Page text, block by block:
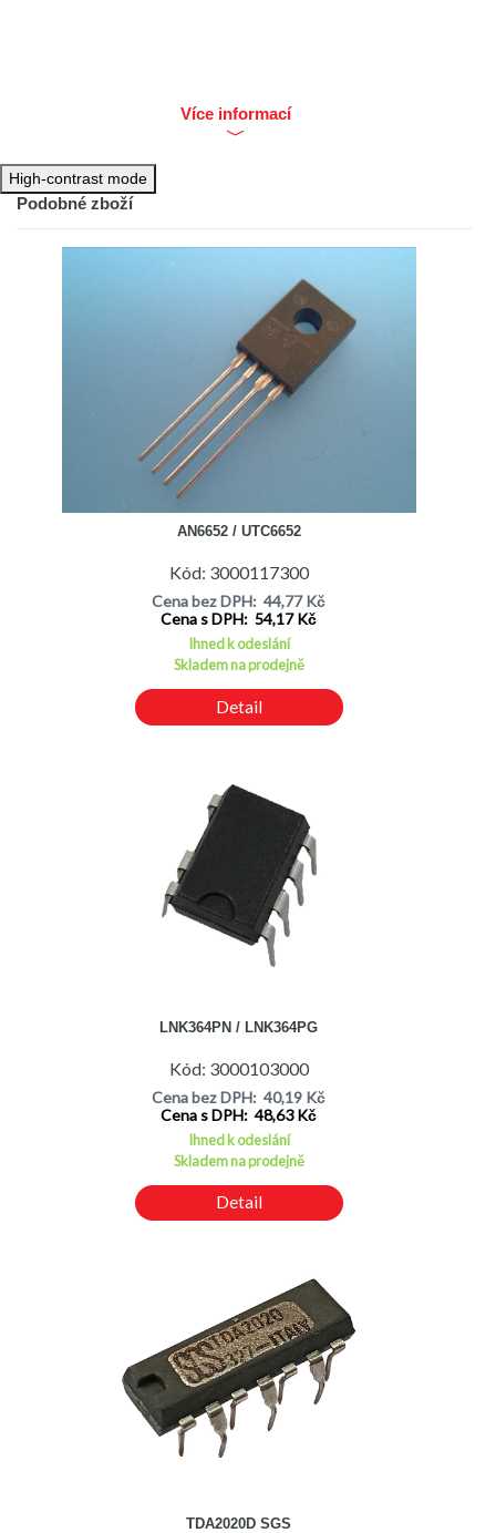
Více informací
High-contrast mode
Podobné zboží
AN6652 / UTC6652
Kód: 3000117300
Cena bez DPH: 44,77 Kč
Cena s DPH: 54,17 Kč
Ihned k odeslání
Skladem na prodejně
Detail
LNK364PN / LNK364PG
Kód: 3000103000
Cena bez DPH: 40,19 Kč
Cena s DPH: 48,63 Kč
Ihned k odeslání
Skladem na prodejně
Detail
TDA2020D SGS